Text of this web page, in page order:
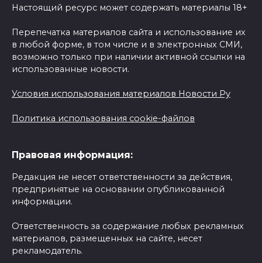
Настоящий ресурс может содержать материалы 18+
Перепечатка материалов сайта и использование их
в любой форме, в том числе и в электронных СМИ,
возможно только при наличии активной ссылки на
использованные новости.
Условия использования материалов Новости Ру
Политика использования cookie-файлов
Правовая информация:
Редакция не несет ответственности за действия,
предпринятые на основании опубликованной
информации.
Ответственность за содержание любых рекламных
материалов, размещенных на сайте, несет
рекламодатель.